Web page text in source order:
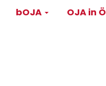
Main
bOJA OJA in Ö